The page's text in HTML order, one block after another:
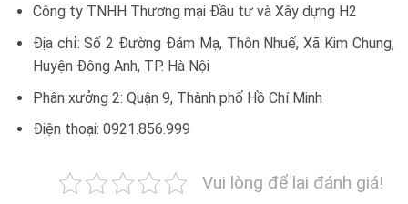
Công ty TNHH Thương mại Đầu tư và Xây dựng H2
Địa chỉ: Số 2 Đường Đám Mạ, Thôn Nhuế, Xã Kim Chung,
Huyện Đông Anh, TP. Hà Nội
Phân xưởng 2: Quận 9, Thành phố Hồ Chí Minh
Điện thoại: 0921.856.999
Vui lòng để lại đánh giá!